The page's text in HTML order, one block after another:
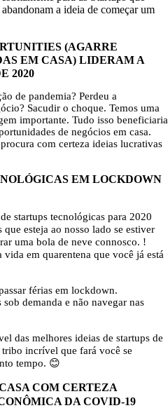
a ideia de começar um
(AGARRE
EM CASA) LIDERAM A
2020
de pandemia? Perdeu a
Sacudir o choque. Temos uma
importante. Tudo isso beneficiaria
de negócios em casa.
com certeza ideias lucrativas
EM LOCKDOWN
startups tecnológicas para 2020
esteja ao nosso lado se estiver
uma bola de neve connosco. !
em quarentena que você já está
férias em lockdown.
demanda e não navegar nas
das melhores ideias de startups de
incrível que fará você se
tempo. 😊
COM CERTEZA
DA COVID-19